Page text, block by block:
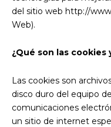
del sitio web http://
Web).
¿Qué son las
Las cookies son
disco duro del equipo
comunicaciones
un sitio de internet